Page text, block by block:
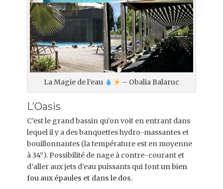
La Magie de l’eau – Obalia Balaruc
L’Oasis
C’est le grand bassin qu’on voit en entrant dans
lequel il y a des banquettes hydro-massantes et
bouillonnantes (la température est en moyenne
à34°). Possibilité de nage à contre-courant et
d’aller aux jets d’eau puissants qui fontun bien
fou aux épaules et dans le dos.